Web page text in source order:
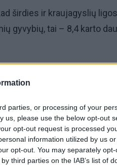
parties, or processing of your
us, please use the below opt-out
opt-out request is processed
information utilized by us
opt-out. You may separately
third parties on the IAB’s list of
širdies ir kraujagyslių ligos
gyvybių, tai – 8,4 karto
skiria savo gyvenimo būdo
O tai – vienos
patys